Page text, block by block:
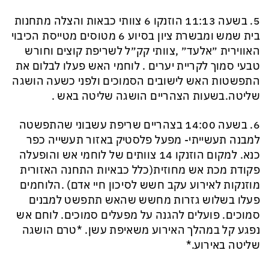
5. בשעה 11:13 הוזנקו 6 צוותי כבאות והצלה מתחנות
בית שמש ומבשרת ציון בסיוע 6 מטוסים מטייסת הכיבוי
האווירית ״אלעד״ ,צוותי קק״ל לשריפת קוצים וחורש
טבעי סמוך לקריית יערים . לוחמי האש פעלו לבלום את
התפשטות האש לישובים הסמוכים ולפני כשעה הושגה
שליטה.בשעות הצהריים הושגה שליטה באש .
6. בשעה 14:00 בצהריים שריפת עשבוני שהתפשטה
למבנה תעשייתי- מפעל פלסטיק באזור תעשייה כפר
כנא. למקום הוזנקו 14 צוותים של לוחמי אש והופעלה
פקודת מכת אש מחוזית(כלל כבאיות התחנה האזורית
מוזנקות לאירוע עקב חשש לסיכון חיי אדם) .הלוחמים
פעלו בשלוש גזרות מחשש שהאש תתפשט למבנים
סמוכים. פועלים להגנה על מפעלים סמוכים. לוחם אש
נפגע קל במהלך האירוע משאיפת עשן. *טרם הושגה
שליטה באירוע.*